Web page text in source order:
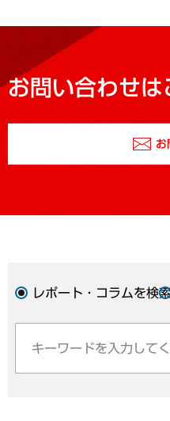
お問い合わせは
お
レポート・コラムを検